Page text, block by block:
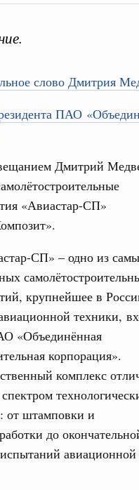
слово Дмитрия
ПАО
Дмитрий
«Авиастар-СП»
СП» – одно из
крупнейшее в
техники,
«Объединённая
корпорация».
комплекс
от штамповки и
до
авиационной
Городская среда
заседание
лучших
технологий
Сергей Кравцов
победой на
политики
Ярославскую
Федерации.
и обновили
территорий